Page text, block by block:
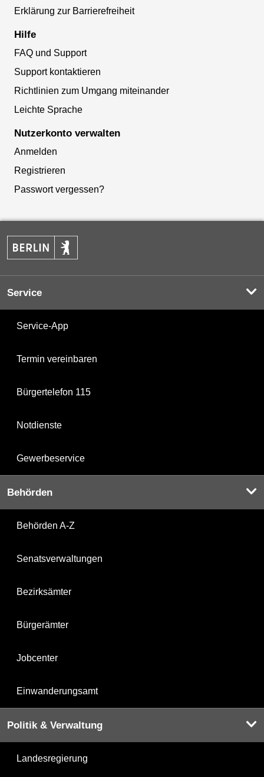
Erklärung zur Barrierefreiheit
Hilfe
FAQ und Support
Support kontaktieren
Richtlinien zum Umgang miteinander
Leichte Sprache
Nutzerkonto verwalten
Anmelden
Registrieren
Passwort vergessen?
Service
Service-App
Termin vereinbaren
Bürgertelefon 115
Notdienste
Gewerbeservice
Behörden
Behörden A-Z
Senatsverwaltungen
Bezirksämter
Bürgerämter
Jobcenter
Einwanderungsamt
Politik & Verwaltung
Landesregierung